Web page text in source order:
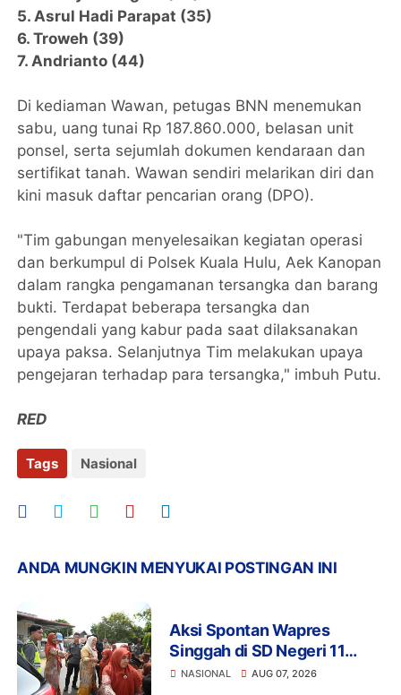
5. Asrul Hadi Parapat (35)
6. Troweh (39)
7. Andrianto (44)
Di kediaman Wawan, petugas BNN menemukan
sabu, uang tunai Rp 187.860.000, belasan unit
ponsel, serta sejumlah dokumen kendaraan dan
sertifikat tanah. Wawan sendiri melarikan diri dan
kini masuk daftar pencarian orang (DPO).
"Tim gabungan menyelesaikan kegiatan operasi
dan berkumpul di Polsek Kuala Hulu, Aek Kanopan
dalam rangka pengamanan tersangka dan barang
bukti. Terdapat beberapa tersangka dan
pengendali yang kabur pada saat dilaksanakan
upaya paksa. Selanjutnya Tim melakukan upaya
pengejaran terhadap para tersangka," imbuh Putu.
RED
Tags Nasional
ANDA MUNGKIN MENYUKAI POSTINGAN INI
Aksi Spontan Wapres
Singgah di SD Negeri 11
Jangka, Sapa Siswa dan
NASIONAL AUG 07, 2026